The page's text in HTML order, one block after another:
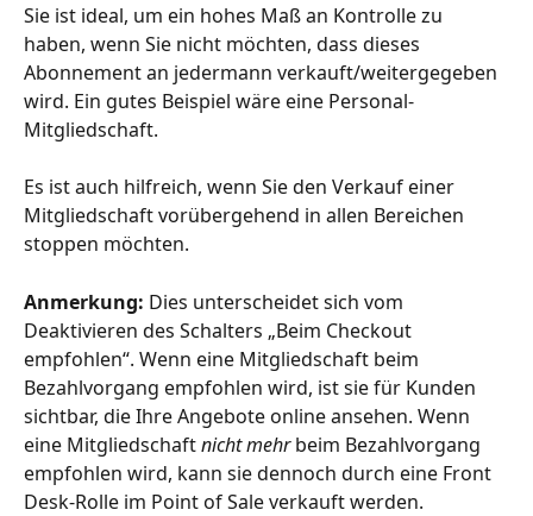
Sie ist ideal, um ein hohes Maß an Kontrolle zu
haben, wenn Sie nicht möchten, dass dieses
Abonnement an jedermann verkauft/weitergegeben
wird. Ein gutes Beispiel wäre eine Personal-
Mitgliedschaft.
Es ist auch hilfreich, wenn Sie den Verkauf einer
Mitgliedschaft vorübergehend in allen Bereichen
stoppen möchten.
Anmerkung: Dies unterscheidet sich vom
Deaktivieren des Schalters „Beim Checkout
empfohlen“. Wenn eine Mitgliedschaft beim
Bezahlvorgang empfohlen wird, ist sie für Kunden
sichtbar, die Ihre Angebote online ansehen. Wenn
eine Mitgliedschaft nicht mehr beim Bezahlvorgang
empfohlen wird, kann sie dennoch durch eine Front
Desk-Rolle im Point of Sale verkauft werden.